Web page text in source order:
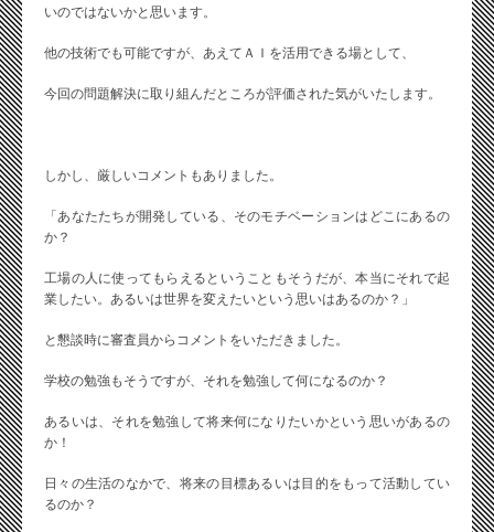
いのではないかと思います。
他の技術でも可能ですが、あえてＡＩを活用できる場として、
今回の問題解決に取り組んだところが評価された気がいたします。
しかし、厳しいコメントもありました。
「あなたたちが開発している、そのモチベーションはどこにあるの
か？
工場の人に使ってもらえるということもそうだが、本当にそれで起
業したい。あるいは世界を変えたいという思いはあるのか？」
と懇談時に審査員からコメントをいただきました。
学校の勉強もそうですが、それを勉強して何になるのか？
あるいは、それを勉強して将来何になりたいかという思いがあるの
か！
日々の生活のなかで、将来の目標あるいは目的をもって活動してい
るのか？